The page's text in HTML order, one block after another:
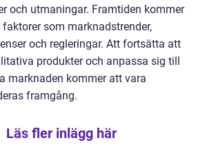
och utmaningar. Framtiden kommer
som marknadstrender,
och regleringar. Att fortsätta att
produkter och anpassa sig till
marknaden kommer att vara
framgång.
Läs fler inlägg här